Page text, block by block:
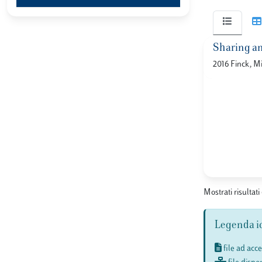
Sharing
2016 Finck,
Mostrati risultati
Legenda
file ad